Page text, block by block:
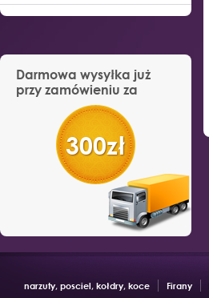
Darmowa wysyłka już
przy zamówieniu za
300zł
narzuty, posciel, kołdry, koce Firany